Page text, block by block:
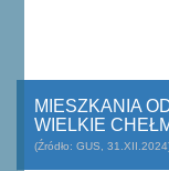
MIESZKANIA
WIELKIE
(Źródło: GUS,